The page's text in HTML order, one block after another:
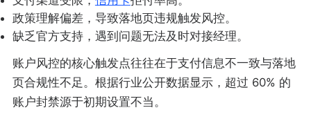
政策理解偏差，导致落地页违规触发风控。
缺乏官方支持，遇到问题无法及时对接经理。
账户风控的核心触发点往往在于支付信息不一致与落地
页合规性不足。根据行业公开数据显示，超过 60% 的
账户封禁源于初期设置不当。